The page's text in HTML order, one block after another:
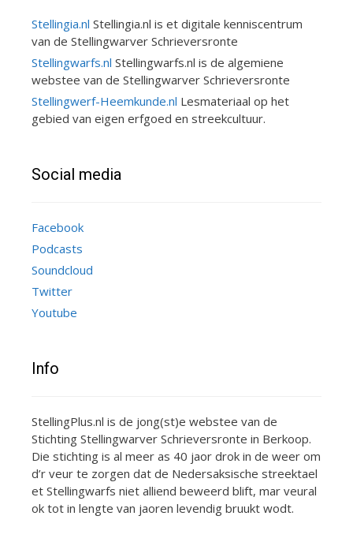
Stellingia.nl Stellingia.nl is et digitale kenniscentrum
van de Stellingwarver Schrieversronte
Stellingwarfs.nl Stellingwarfs.nl is de algemiene
webstee van de Stellingwarver Schrieversronte
Stellingwerf-Heemkunde.nl Lesmateriaal op het
gebied van eigen erfgoed en streekcultuur.
Social media
Facebook
Podcasts
Soundcloud
Twitter
Youtube
Info
StellingPlus.nl is de jong(st)e webstee van de
Stichting Stellingwarver Schrieversronte in Berkoop.
Die stichting is al meer as 40 jaor drok in de weer om
d’r veur te zorgen dat de Nedersaksische streektael
et Stellingwarfs niet alliend beweerd blift, mar veural
ok tot in lengte van jaoren levendig bruukt wodt.